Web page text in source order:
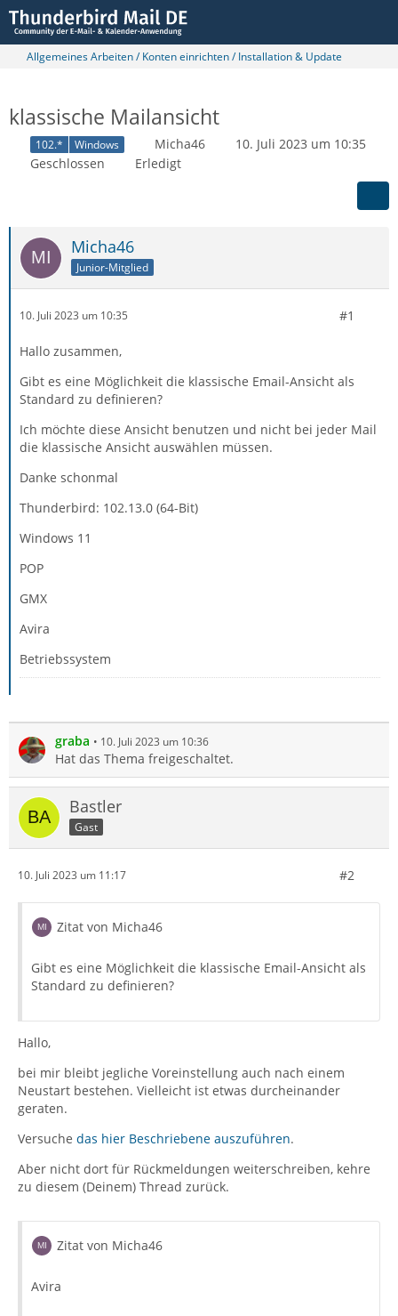
Allgemeines Arbeiten / Konten einrichten / Installation & Update
klassische Mailansicht
102.* Windows Micha46
10. Juli 2023 um 10:35
Geschlossen
Erledigt
Micha46
Junior-Mitglied
10. Juli 2023 um 10:35 #1
Hallo zusammen,
Gibt es eine Möglichkeit die klassische Email-Ansicht als
Standard zu definieren?
Ich möchte diese Ansicht benutzen und nicht bei jeder Mail
die klassische Ansicht auswählen müssen.
Danke schonmal
Thunderbird: 102.13.0 (64-Bit)
Windows 11
POP
GMX
Avira
Betriebssystem
graba 10. Juli 2023 um 10:36
Hat das Thema freigeschaltet.
Bastler
Gast
10. Juli 2023 um 11:17 #2
Zitat von Micha46
Gibt es eine Möglichkeit die klassische Email-Ansicht als
Standard zu definieren?
Hallo,
bei mir bleibt jegliche Voreinstellung auch nach einem
Neustart bestehen. Vielleicht ist etwas durcheinander
geraten.
Versuche das hier Beschriebene auszuführen.
Aber nicht dort für Rückmeldungen weiterschreiben, kehre
zu diesem (Deinem) Thread zurück.
Zitat von Micha46
Avira